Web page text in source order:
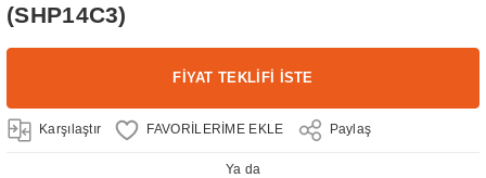
(SHP14C3)
FİYAT TEKLİFİ İSTE
Karşılaştır Paylaş
Ya da